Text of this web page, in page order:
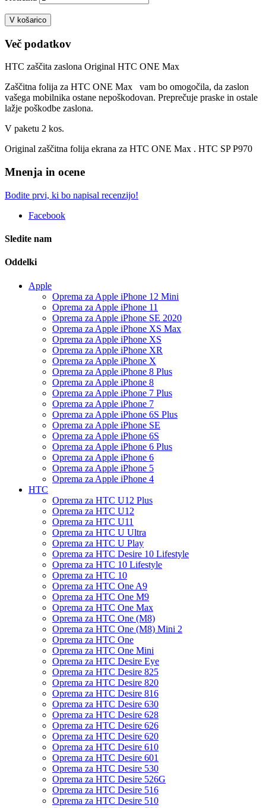
V košarico
Več podatkov
HTC zaščita zaslona Original HTC ONE Max
Zaščitna folija za HTC ONE Max vam bo omogočila, da zaslon
vašega mobilnika ostane nepoškodovan. Preprečuje praske in ostale
lažje poškodbe zaslona.
V paketu 2 kos.
Original zaščitna folija ekrana za HTC ONE Max . HTC SP P970
Mnenja in ocene
Bodite prvi, ki bo napisal recenzijo!
Facebook
Sledite nam
Oddelki
Apple
Oprema za Apple iPhone 12 Mini
Oprema za Apple iPhone 11
Oprema za Apple iPhone SE 2020
Oprema za Apple iPhone XS Max
Oprema za Apple iPhone XS
Oprema za Apple iPhone XR
Oprema za Apple iPhone X
Oprema za Apple iPhone 8 Plus
Oprema za Apple iPhone 8
Oprema za Apple iPhone 7 Plus
Oprema za Apple iPhone 7
Oprema za Apple iPhone 6S Plus
Oprema za Apple iPhone SE
Oprema za Apple iPhone 6S
Oprema za Apple iPhone 6 Plus
Oprema za Apple iPhone 6
Oprema za Apple iPhone 5
Oprema za Apple iPhone 4
HTC
Oprema za HTC U12 Plus
Oprema za HTC U12
Oprema za HTC U11
Oprema za HTC U Ultra
Oprema za HTC U Play
Oprema za HTC Desire 10 Lifestyle
Oprema za HTC 10 Lifestyle
Oprema za HTC 10
Oprema za HTC One A9
Oprema za HTC One M9
Oprema za HTC One Max
Oprema za HTC One (M8)
Oprema za HTC One (M8) Mini 2
Oprema za HTC One
Oprema za HTC One Mini
Oprema za HTC Desire Eye
Oprema za HTC Desire 825
Oprema za HTC Desire 820
Oprema za HTC Desire 816
Oprema za HTC Desire 630
Oprema za HTC Desire 628
Oprema za HTC Desire 626
Oprema za HTC Desire 620
Oprema za HTC Desire 610
Oprema za HTC Desire 601
Oprema za HTC Desire 530
Oprema za HTC Desire 526G
Oprema za HTC Desire 516
Oprema za HTC Desire 510